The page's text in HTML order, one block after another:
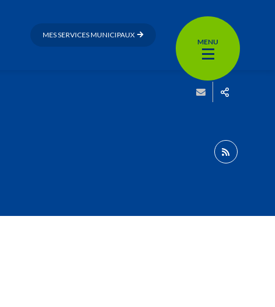
MES SERVICES MUNICIPAUX
MENU